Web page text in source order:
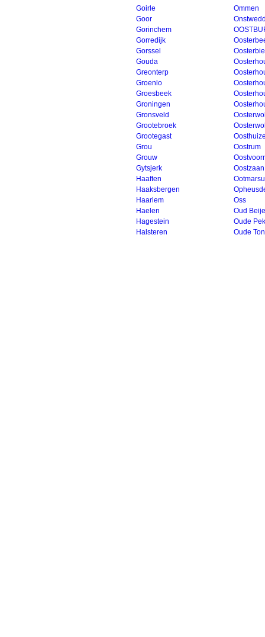
Goirle
Goor
Gorinchem
Gorredijk
Gorssel
Gouda
Greonterp
Groenlo
Groesbeek
Groningen
Gronsveld
Grootebroek
Grootegast
Grou
Grouw
Gytsjerk
Haaften
Haaksbergen
Haarlem
Haelen
Hagestein
Halsteren
Ommen
Oostrum
Oostzaan
Oss
Oud
Oude
Oude